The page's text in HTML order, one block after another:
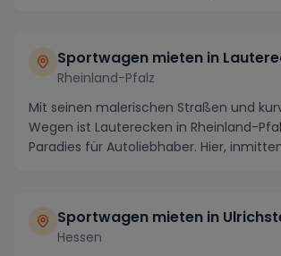
Sportwagen mieten in
Rheinland-Pfalz
Mit seinen malerischen Straßen und
Wegen ist Lauterecken in Rheinland-
Paradies für Autoliebhaber. Hier,
Sportwagen mieten in
Hessen